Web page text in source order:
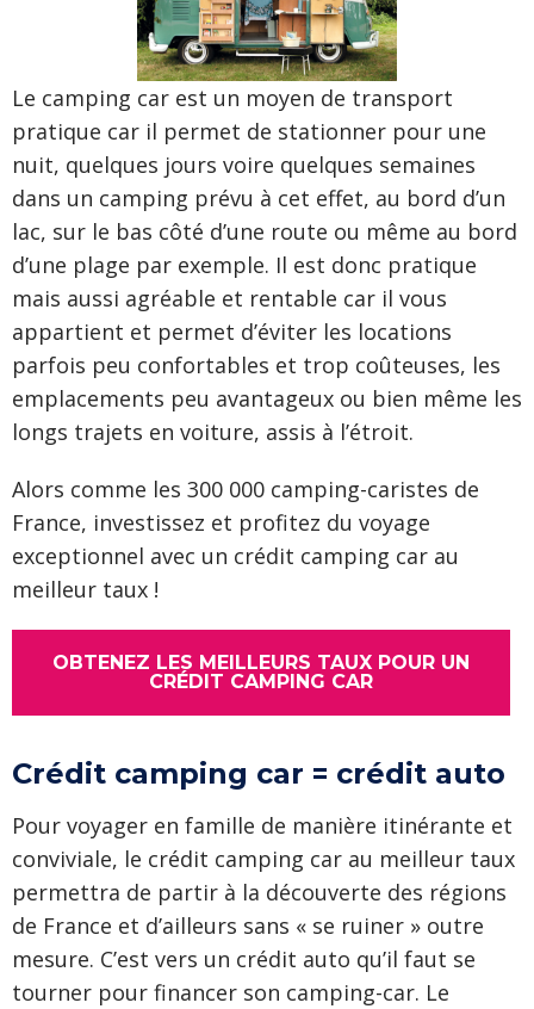
Le camping car est un moyen de transport
pratique car il permet de stationner pour une
nuit, quelques jours voire quelques semaines
dans un camping prévu à cet effet, au bord d’un
lac, sur le bas côté d’une route ou même au bord
d’une plage par exemple. Il est donc pratique
mais aussi agréable et rentable car il vous
appartient et permet d’éviter les locations
parfois peu confortables et trop coûteuses, les
emplacements peu avantageux ou bien même les
longs trajets en voiture, assis à l’étroit.
Alors comme les 300 000 camping-caristes de
France, investissez et profitez du voyage
exceptionnel avec un crédit camping car au
meilleur taux !
OBTENEZ LES MEILLEURS TAUX POUR UN
CRÉDIT CAMPING CAR
Crédit camping car = crédit auto
Pour voyager en famille de manière itinérante et
conviviale, le crédit camping car au meilleur taux
permettra de partir à la découverte des régions
de France et d’ailleurs sans « se ruiner » outre
mesure. C’est vers un crédit auto qu’il faut se
tourner pour financer son camping-car. Le